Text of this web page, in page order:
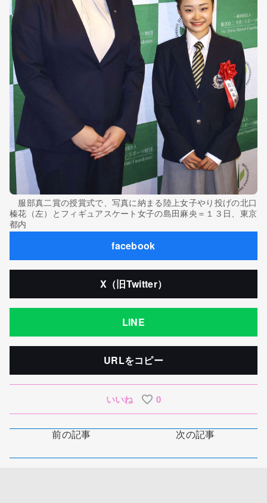
服部真二賞の授賞式で、写真に納まる陸上女子やり投げの北口
榛花（左）とフィギュアスケート女子の島田麻央＝１３日、東京
都内
facebook
X（旧Twitter）
LINE
URLをコピー
いいね 0
前の記事 次の記事